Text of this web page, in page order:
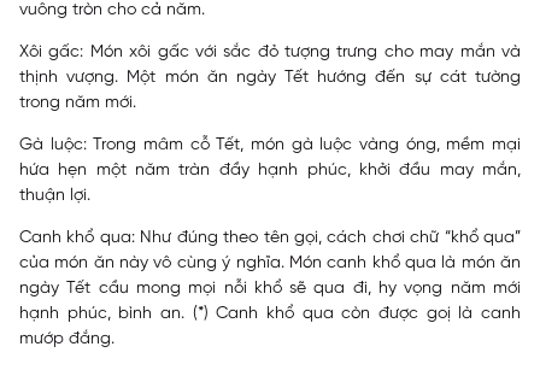
vuông tròn cho cả năm.
Xôi gấc: Món xôi gấc với sắc đỏ tượng trưng cho may mắn và
thịnh vượng. Một món ăn ngày Tết hướng đến sự cát tường
trong năm mới.
Gà luộc: Trong mâm cỗ Tết, món gà luộc vàng óng, mềm mại
hứa hẹn một năm tràn đầy hạnh phúc, khởi đầu may mắn,
thuận lợi.
Canh khổ qua:Như đúng theo tên gọi, cách chơi chữ “khổ qua”
của món ăn này vô cùng ý nghĩa. Món canh khổ qua là món ăn
ngày Tết cầu mong mọi nỗi khổ sẽ qua đi, hy vọng năm mới
hạnh phúc, bình an. (*) Canh khổ qua còn được goị là canh
mướp đắng.